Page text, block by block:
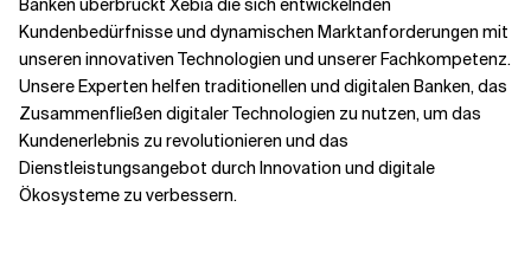
Banken überbrückt Xebia die sich entwickelnden
Kundenbedürfnisse und dynamischen Marktanforderungen mit
unseren innovativen Technologien und unserer Fachkompetenz.
Unsere Experten helfen traditionellen und digitalen Banken, das
Zusammenfließen digitaler Technologien zu nutzen, um das
Kundenerlebnis zu revolutionieren und das
Dienstleistungsangebot durch Innovation und digitale
Ökosysteme zu verbessern.